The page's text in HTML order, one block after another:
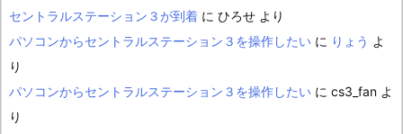
セントラルステーション３が到着 に ひろせ より
パソコンからセントラルステーション３を操作したい に りょう よ
り
パソコンからセントラルステーション３を操作したい に cs3_fan よ
り